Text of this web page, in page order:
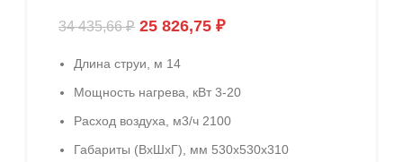
34 435,66₽ 25 826,75 ₽
Длина струи, м 14
Мощность нагрева, кВт 3-20
Расход воздуха, м3/ч 2100
Габариты (ВхШхГ), мм 530x530x310